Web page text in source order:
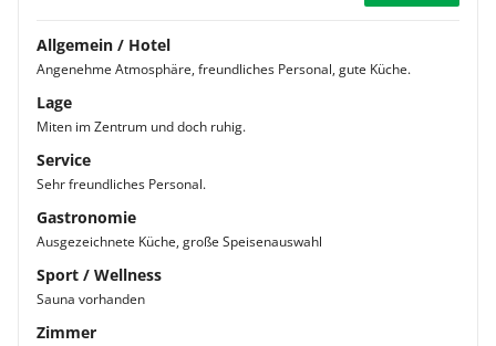
Allgemein / Hotel
Angenehme Atmosphäre, freundliches Personal, gute Küche.
Lage
Miten im Zentrum und doch ruhig.
Service
Sehr freundliches Personal.
Gastronomie
Ausgezeichnete Küche, große Speisenauswahl
Sport / Wellness
Sauna vorhanden
Zimmer